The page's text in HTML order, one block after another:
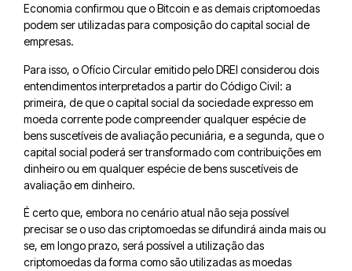
Economia confirmou que o Bitcoin e as demais criptomoedas
podem ser utilizadas para composição do capital social de
empresas.
Para isso, o Ofício Circular emitido pelo DREI considerou dois
entendimentos interpretados a partir do Código Civil: a
primeira, de que o capital social da sociedade expresso em
moeda corrente pode compreender qualquer espécie de
bens suscetíveis de avaliação pecuniária, e a segunda, que o
capital social poderá ser transformado com contribuições em
dinheiro ou em qualquer espécie de bens suscetíveis de
avaliação em dinheiro.
É certo que, embora no cenário atual não seja possível
precisar se o uso das criptomoedas se difundirá ainda mais ou
se, em longo prazo, será possível a utilização das
criptomoedas da forma como são utilizadas as moedas